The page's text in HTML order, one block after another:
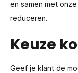
en samen met
reduceren.
Keuze
Geef je klant de